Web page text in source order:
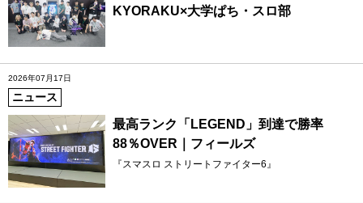
KYORAKU×大学ぱち・スロ部
2026年07月17日
ニュース
最高ランク「LEGEND」到達で勝率
88％OVER｜フィールズ
『スマスロ ストリートファイター6』